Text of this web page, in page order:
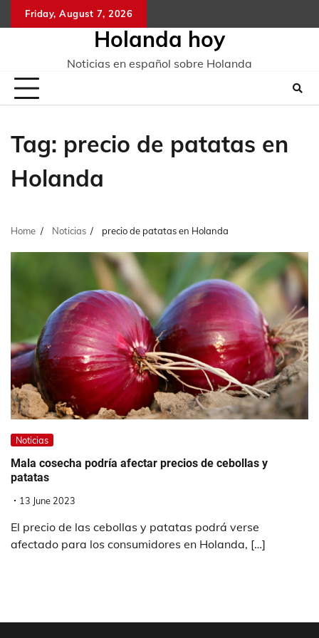
to
Friday, August 7, 2026
Holanda hoy
Noticias en español sobre Holanda
Tag: precio de patatas en
Holanda
Home Noticias precio de patatas en Holanda
Noticias
Mala cosecha podría afectar precios de cebollas y
patatas
13 June 2023
El precio de las cebollas y patatas podrá verse
afectado para los consumidores en Holanda, […]